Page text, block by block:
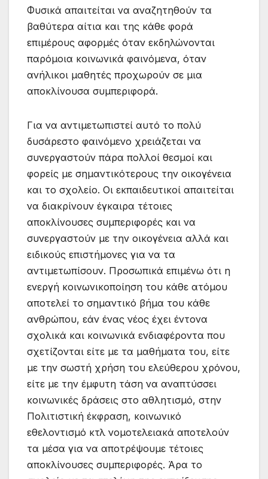
Φυσικά απαιτείται να αναζητηθούν τα
βαθύτερα αίτια και της κάθε φορά
επιμέρους αφορμές όταν εκδηλώνονται
παρόμοια κοινωνικά φαινόμενα, όταν
ανήλικοι μαθητές προχωρούν σε μια
αποκλίνουσα συμπεριφορά.
Για να αντιμετωπιστεί αυτό το πολύ
δυσάρεστο φαινόμενο χρειάζεται να
συνεργαστούν πάρα πολλοί θεσμοί και
φορείς με σημαντικότερους την οικογένεια
και το σχολείο. Οι εκπαιδευτικοί απαιτείται
να διακρίνουν έγκαιρα τέτοιες
αποκλίνουσες συμπεριφορές και να
συνεργαστούν με την οικογένεια αλλά και
ειδικούς επιστήμονες για να τα
αντιμετωπίσουν. Προσωπικά επιμένω ότι η
ενεργή κοινωνικοποίηση του κάθε ατόμου
αποτελεί το σημαντικό βήμα του κάθε
ανθρώπου, εάν ένας νέος έχει έντονα
σχολικά και κοινωνικά ενδιαφέροντα που
σχετίζονται είτε με τα μαθήματα του, είτε
με την σωστή χρήση του ελεύθερου χρόνου,
είτε με την έμφυτη τάση να αναπτύσσει
κοινωνικές δράσεις στο αθλητισμό, στην
Πολιτιστική έκφραση, κοινωνικό
εθελοντισμό κτλ νομοτελειακά αποτελούν
τα μέσα για να αποτρέψουμε τέτοιες
αποκλίνουσες συμπεριφορές. Άρα το